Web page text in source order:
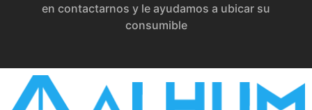
en contactarnos y le ayudamos a ubicar su
consumible